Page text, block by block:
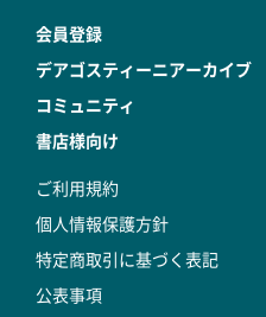
会員登録
デアゴスティーニアーカイブ
コミュニティ
書店様向け
ご利用規約
個人情報保護方針
特定商取引に基づく表記
公表事項